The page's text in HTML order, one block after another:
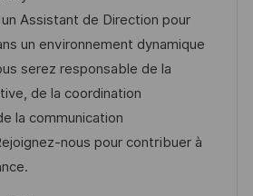
r
Assistant de Direction pour
un environnement dynamique
serez responsable de la
de la coordination
la communication
nous pour contribuer à